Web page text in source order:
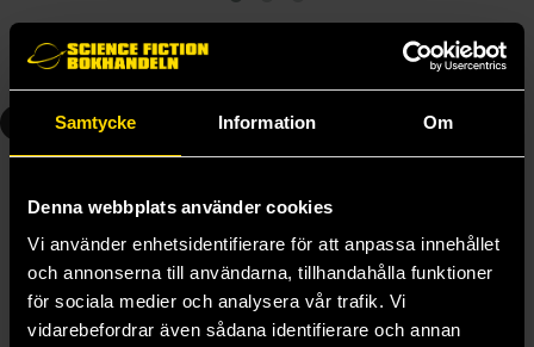
Samtycke Information Om
Denna webbplats använder cookies
Vi använder enhetsidentifierare för att anpassa innehållet
och annonserna till användarna, tillhandahålla funktioner
för sociala medier och analysera vår trafik. Vi
vidarebefordrar även sådana identifierare och annan
Andra delar i serien
3